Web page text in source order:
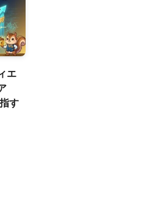
エ
す